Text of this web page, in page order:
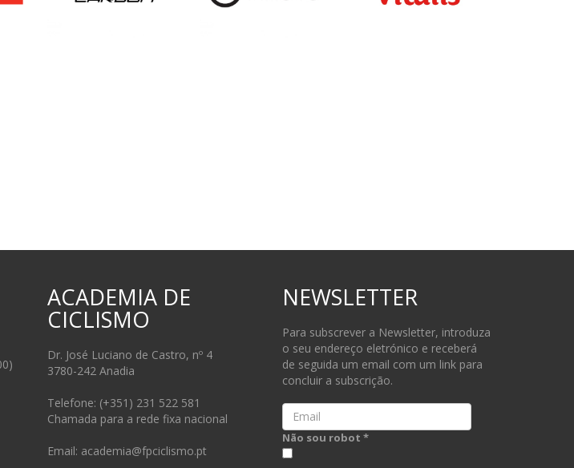
ACADEMIA DE
CICLISMO
Dr. José Luciano de Castro, nº 4
3780-242 Anadia
Telefone: (+351) 231 522 581
Chamada para a rede fixa nacional
Email: academia@fpciclismo.pt
NEWSLETTER
Para subscrever a Newsletter, introduza
o seu endereço eletrónico e receberá
de seguida um email com um link para
concluir a subscrição.
Email
Não sou robot *